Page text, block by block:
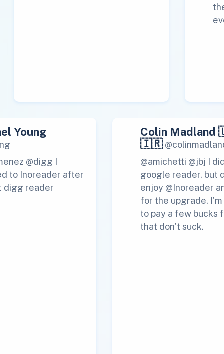
Young
@digg I
to Inoreader after
digg reader
Colin
🇮🇷
@amichetti @jbj I
google reader, but
enjoy @Inoreader
for the upgrade.
to pay a few bucks
that don’t suck.